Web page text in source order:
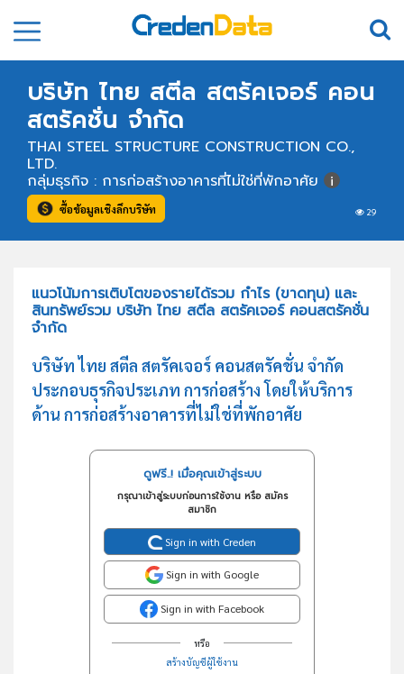
บริษัท ไทย สตีล สตรัคเจอร์ คอน
สตรัคชั่น จำกัด
THAI STEEL STRUCTURE CONSTRUCTION CO.,
LTD.
29
กลุ่มธุรกิจ : การก่อสร้างอาคารที่ไม่ใช่ที่พักอาศัย
ซื้อข้อมูลเชิงลึกบริษัท
แนวโน้มการเติบโตของรายได้รวม กำไร (ขาดทุน) และ
สินทรัพย์รวม บริษัท ไทย สตีล สตรัคเจอร์ คอนสตรัคชั่น
จำกัด
บริษัท ไทย สตีล สตรัคเจอร์ คอนสตรัคชั่น จำกัด
ประกอบธุรกิจประเภท การก่อสร้าง โดยให้บริการ
ด้าน การก่อสร้างอาคารที่ไม่ใช่ที่พักอาศัย
ดูฟรี..! เมื่อคุณเข้าสู่ระบบ
กรุณาเข้าสู่ระบบก่อนการใช้งาน หรือ สมัคร
สมาชิก
Sign in with Creden
Sign in with Google
Sign in with Facebook
หรือ
สร้างบัญชีผู้ใช้งาน